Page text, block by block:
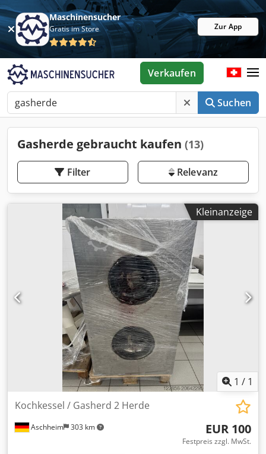
Maschinensucher
Gratis im Store Zur App
Suchen
Verkaufen
Gasherde gebraucht kaufen (13)
Filter Relevanz
Kleinanzeige
1 / 1
Aschheim 303 km
Kochkessel / Gasherd 2 Herde
EUR 100
Festpreis zzgl. MwSt.